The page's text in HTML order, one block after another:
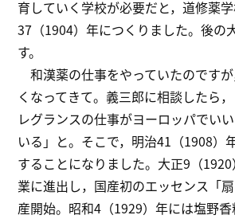
育していく学校が必要だと，道修薬
37（1904）年につくりました。後の
す。
和漢薬の仕事をやっていたのです
くなってきて。義三郎に相談したら
レグランスの仕事がヨーロッパでい
いる」と。そこで，明治41（1908）
することになりました。大正9（
業に進出し，国産初のエッセンス「
産開始。昭和4（1929）年には塩野